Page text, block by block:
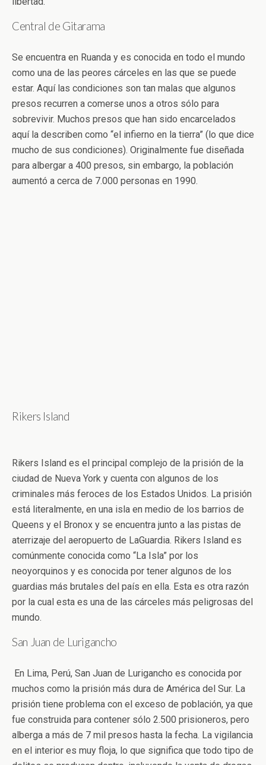
Central de Gitarama
Se encuentra en Ruanda y es conocida en todo el mundo
como una de las peores cárceles en las que se puede
estar. Aquí las condiciones son tan malas que algunos
presos recurren a comerse unos a otros sólo para
sobrevivir. Muchos presos que han sido encarcelados
aquí la describen como “el infierno en la tierra” (lo que dice
mucho de sus condiciones). Originalmente fue diseñada
para albergar a 400 presos, sin embargo, la población
aumentó a cerca de 7.000 personas en 1990.
Rikers Island
Rikers Island es el principal complejo de la prisión de la
ciudad de Nueva York y cuenta con algunos de los
criminales más feroces de los Estados Unidos. La prisión
está literalmente, en una isla en medio de los barrios de
Queens y el Bronox y se encuentra junto a las pistas de
aterrizaje del aeropuerto de LaGuardia. Rikers Island es
comúnmente conocida como “La Isla” por los
neoyorquinos y es conocida por tener algunos de los
guardias más brutales del país en ella. Esta es otra razón
por la cual esta es una de las cárceles más peligrosas del
mundo.
San Juan de Lurigancho
En Lima, Perú, San Juan de Lurigancho es conocida por
muchos como la prisión más dura de América del Sur. La
prisión tiene problema con el exceso de población, ya que
fue construida para contener sólo 2.500 prisioneros, pero
alberga a más de 7 mil presos hasta la fecha. La vigilancia
en el interior es muy floja, lo que significa que todo tipo de